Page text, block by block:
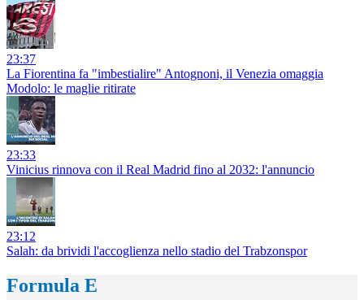
23:37
La Fiorentina fa "imbestialire" Antognoni, il Venezia omaggia
Modolo: le maglie ritirate
23:33
Vinicius rinnova con il Real Madrid fino al 2032: l'annuncio
23:12
Salah: da brividi l'accoglienza nello stadio del Trabzonspor
Formula E